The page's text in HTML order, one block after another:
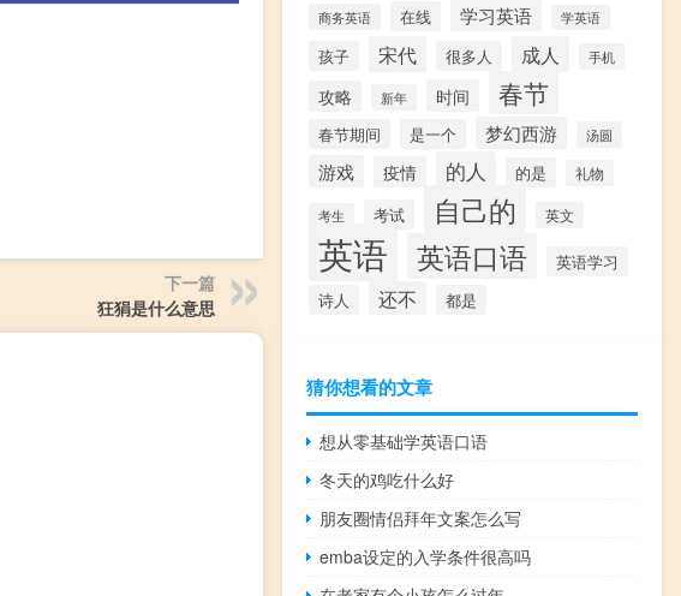
下一篇
狂狷是什么意思
商务英语 在线 学习英语 学英语
孩子 宋代 很多人 成人 手机
攻略 新年 时间 春节
春节期间 是一个 梦幻西游 汤圆
游戏 疫情 的人 的是 礼物
考生 考试 自己的 英文
英语 英语口语
英语学习
诗人
还不 都是
猜你想看的文章
想从零基础学英语口语
冬天的鸡吃什么好
朋友圈情侣拜年文案怎么写
emba设定的入学条件很高吗